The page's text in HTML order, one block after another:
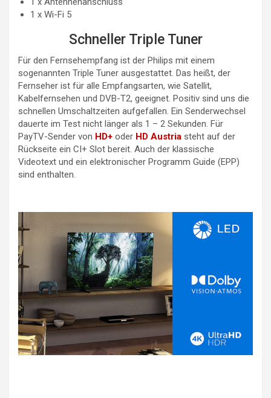
1 x Wi-Fi 5
Schneller Triple Tuner
Für den Fernsehempfang ist der Philips mit einem
sogenannten Triple Tuner ausgestattet. Das heißt, der
Fernseher ist für alle Empfangsarten, wie Satellit,
Kabelfernsehen und DVB-T2, geeignet. Positiv sind uns die
schnellen Umschaltzeiten aufgefallen. Ein Senderwechsel
dauerte im Test nicht länger als 1 – 2 Sekunden. Für
PayTV-Sender von HD+ oder HD Austria steht auf der
Rückseite ein CI+ Slot bereit. Auch der klassische
Videotext und ein elektronischer Programm Guide (EPP)
sind enthalten.